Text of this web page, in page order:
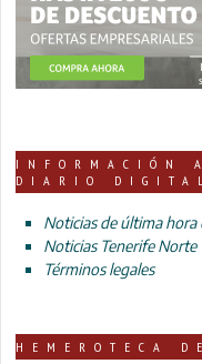
INFORMACIÓN
DIARIO
Noticias de última hora
Noticias Tenerife Norte
Términos legales
HEMEROTECA